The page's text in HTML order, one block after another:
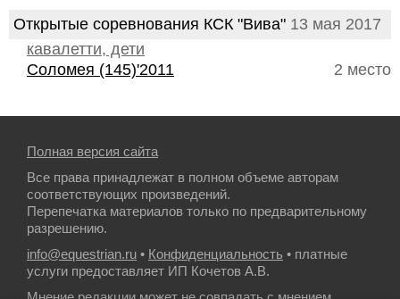
Открытые соревнования КСК "Вива" 13 мая 2017
кавалетти, дети
2 место
Соломея (145)'2011
Полная версия сайта
Все права принадлежат в полном объеме авторам
соответствующих произведений.
Перепечатка материалов только по предварительному
разрешению.
info@equestrian.ru • Конфиденциальность • платные
услуги предоставляет ИП Кочетов А.В.